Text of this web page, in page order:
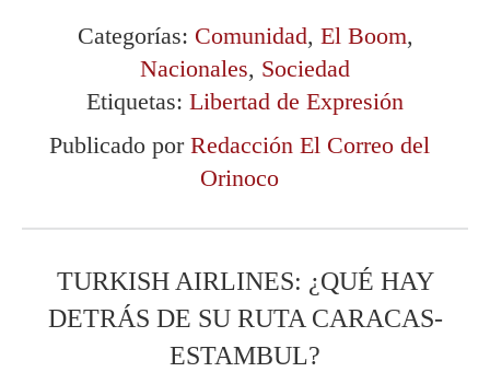
Categorías: Comunidad, El Boom,
Nacionales, Sociedad
Etiquetas: Libertad de Expresión
Publicado por Redacción El Correo del
Orinoco
TURKISH AIRLINES: ¿QUÉ HAY
DETRÁS DE SU RUTA CARACAS-
ESTAMBUL?